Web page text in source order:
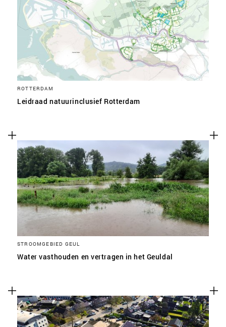
ROTTERDAM
Leidraad natuurinclusief Rotterdam
STROOMGEBIED GEUL
Water vasthouden en vertragen in het Geuldal